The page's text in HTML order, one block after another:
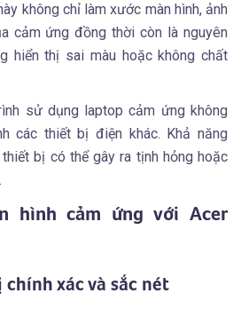
không chỉ làm xước màn hình, ảnh
cảm ứng đồng thời còn là nguyên
hiển thị sai màu hoặc không chất
sử dụng laptop cảm ứng không
các thiết bị điện khác. Khả năng
bị có thể gây ra tịnh hỏng hoặc
hình cảm ứng với Acer
xác và sắc nét